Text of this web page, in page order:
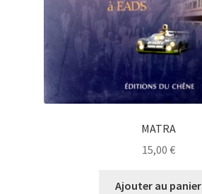
MATRA
15,00 €
Ajouter au panier